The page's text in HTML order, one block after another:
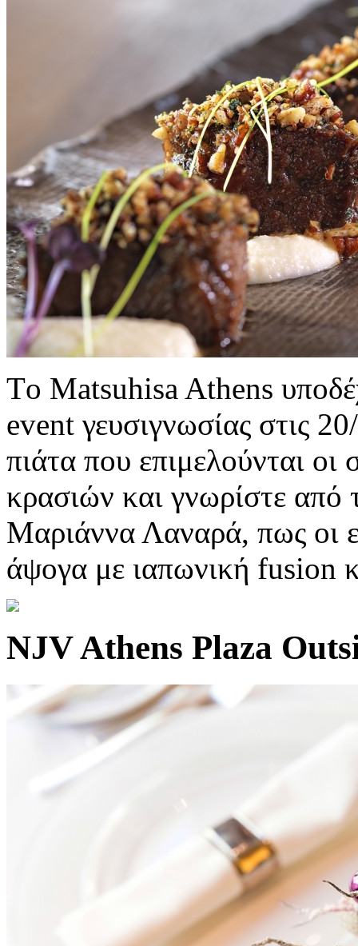
Tο Matsuhisa Athens
event γευσιγνωσίας στις
πιάτα που επιμελούνται οι
κρασιών και γνωρίστε από
Μαριάννα Λαναρά, πως οι
άψογα με ιαπωνική fusion
NJV Athens Plaza